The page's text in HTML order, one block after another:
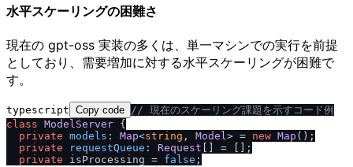
水平スケーリングの困難さ
現在の gpt-oss 実装の多くは、単一マシンでの実行を前提
としており、需要増加に対する水平スケーリングが困難で
す。
typescript Copy code // 現在のスケーリング課題を示すコード例
class ModelServer {
private models : Map<string , Model> = new Map ();
private
requestQueue : Request [] = [];
private isProcessing = false ;